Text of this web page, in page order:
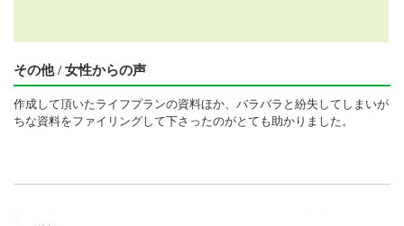
その他 / 女性からの声
作成して頂いたライフプランの資料ほか、バラバラと紛失してしまいが
ちな資料をファイリングして下さったのがとても助かりました。